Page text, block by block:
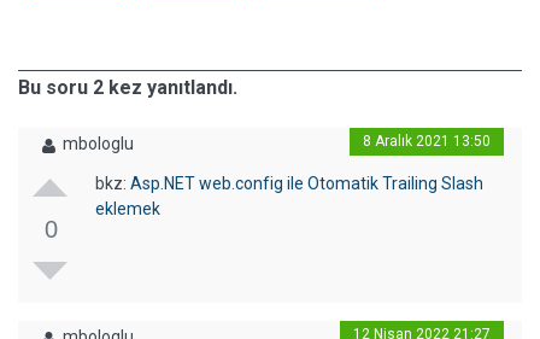
Bu soru 2 kez yanıtlandı.
mbologlu 8 Aralık 2021 13:50
0
bkz: Asp.NET web.config ile Otomatik Trailing Slash
eklemek
12 Nisan 2022 21:27